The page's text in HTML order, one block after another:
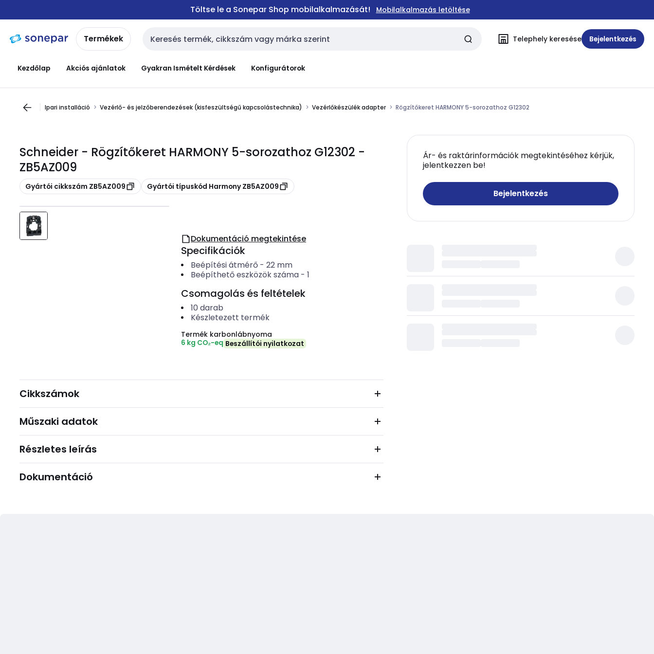
navigációhoztartalomra
Töltse le a Sonepar Shop mobilalkalmazását! Mobilalkalmazás letöltése
Termékek Keresési bemenet Telephely keresése Bejelentkezés
Kezdőlap Akciós ajánlatok Gyakran Ismételt Kérdések Konfigurátorok
Ipari installáció Vezérlő- és jelzőberendezések (kisfeszültségű kapcsolástechnika) Vezérlőkészülék adapter Rögzítőkeret HARMONY 5-sorozathoz G12302
Schneider - Rögzítőkeret HARMONY 5-sorozathoz G12302 -
ZB5AZ009
Másolás
Gyártói cikkszám ZB5AZ009 Másolás
Gyártói típuskód Harmony ZB5AZ009
Ár- és raktárinformációk megtekintéséhez kérjük,
jelentkezzen be!
Bejelentkezés
Dokumentáció megtekintése
Specifikációk
Beépítési átmérő- 22 mm
Beépíthető eszközök száma- 1
Csomagolás és feltételek
10 darab
Készletezett termék
Termék karbonlábnyoma
6 kg CO₂-eq Beszállítói nyilatkozat
Cikkszámok
Műszaki adatok
Részletes leírás
Dokumentáció